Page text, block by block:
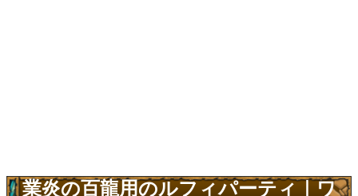
業炎の百龍用のルフィパーティ｜ワ